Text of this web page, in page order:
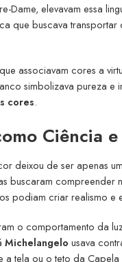
Dame, elevavam essa
que buscava
associavam cores a
simbolizava pureza e
cores.
Ciência
deixou de ser apenas
buscaram
podiam criar realismo e
o comportamento da
Michelangelo usava
a tela ou o teto da Capela